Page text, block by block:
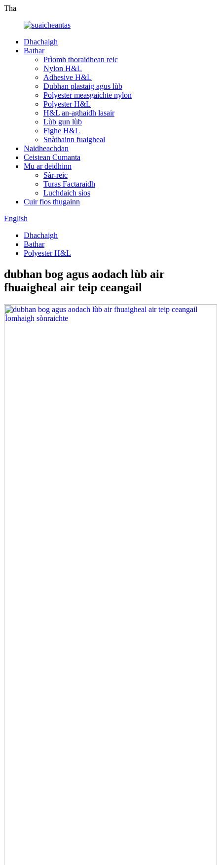
Tha
Dhachaigh
Bathar
Prìomh thoraidhean reic
Nylon H&L
Adhesive H&L
Dubhan plastaig agus lùb
Polyester measgaichte nylon
Polyester H&L
H&L an-aghaidh lasair
Lùb gun lùb
Fighe H&L
Snàthainn fuaigheal
Naidheachdan
Ceistean Cumanta
Mu ar deidhinn
Sàr-reic
Turas Factaraidh
Luchdaich sìos
Cuir fios thugainn
English
Dhachaigh
Bathar
Polyester H&L
dubhan bog agus aodach lùb air
fhuaigheal air teip ceangail